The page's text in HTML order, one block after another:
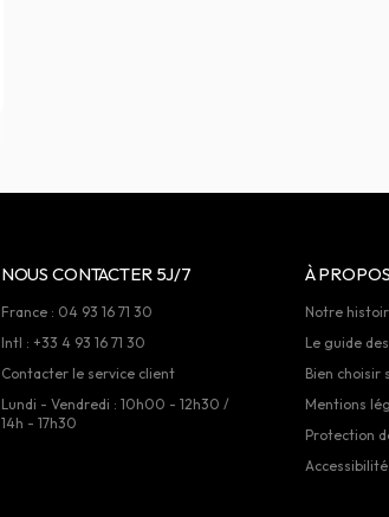
NOUS CONTACTER 5J/7
France : 04 93 16 71 30
Intl : +33 4 93 16 71 30
Contacter le service client
Lundi - Vendredi : 10h00 - 12h30 /
14h - 17h30
À PROPOS
Notre
Le guide
Bien choisir
Mentions
Protection